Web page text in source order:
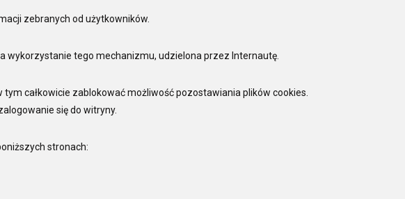
zebranych od użytkowników.
tego mechanizmu, udzielona przez Internautę.
całkowicie zablokować możliwość pozostawiania plików cookies.
się do witryny.
stronach: